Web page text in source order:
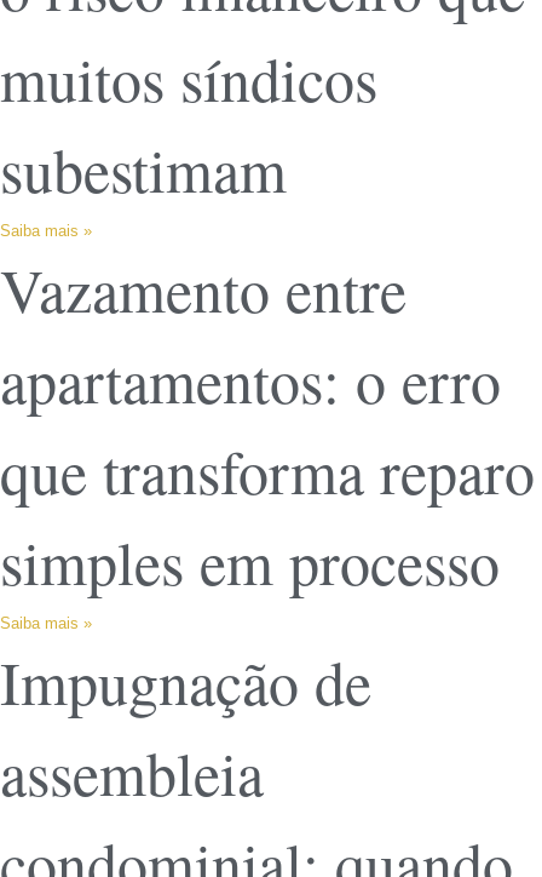
muitos síndicos
subestimam
Saiba mais »
Vazamento entre
apartamentos: o erro
que transforma reparo
simples em processo
Saiba mais »
Impugnação de
assembleia